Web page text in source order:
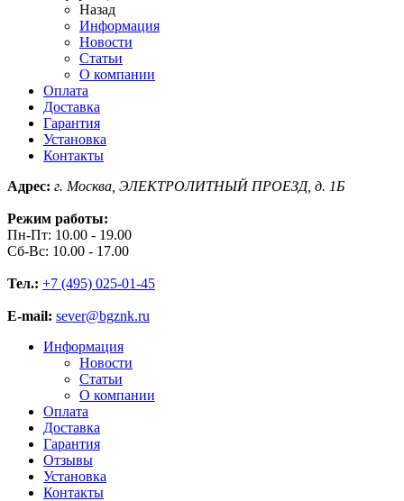
Назад
Информация
Новости
Статьи
О компании
Оплата
Доставка
Гарантия
Установка
Контакты
Адрес: г. Москва, ЭЛЕКТРОЛИТНЫЙ ПРОЕЗД, д. 1Б
Режим работы:
Пн-Пт: 10.00 - 19.00
Сб-Вс: 10.00 - 17.00
Тел.: +7 (495) 025-01-45
E-mail: sever@bgznk.ru
Информация
Новости
Статьи
О компании
Оплата
Доставка
Гарантия
Отзывы
Установка
Контакты